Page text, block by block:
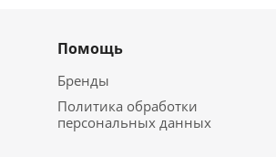
Помощь
Бренды
Политика обработки
персональных данных